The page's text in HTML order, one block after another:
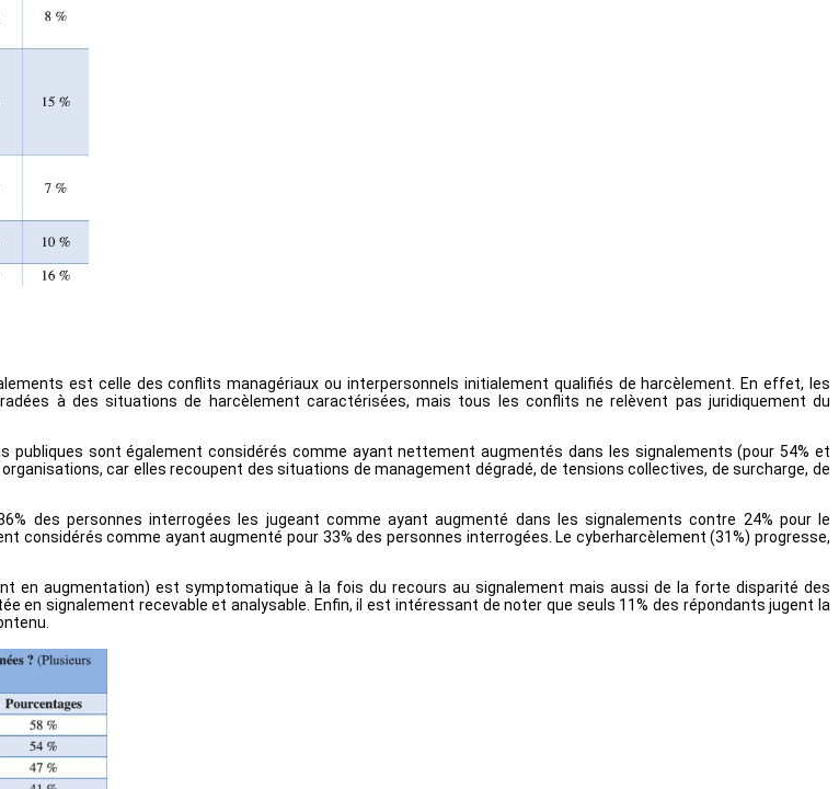
est celle des conflits managériaux ou interpersonnels initialement qualifiés de harcèlement. En effet, les
à des situations de harcèlement caractérisées, mais tous les conflits ne relèvent pas juridiquement du
publiques sont également considérés comme ayant nettement augmentés dans les signalements (pour 54% et
car elles recoupent des situations de management dégradé, de tensions collectives, de surcharge, de
des personnes interrogées les jugeant comme ayant augmenté dans les signalements contre 24% pour le
comme ayant augmenté pour 33% des personnes interrogées. Le cyberharcèlement (31%) progresse,
en augmentation) est symptomatique à la fois du recours au signalement mais aussi de la forte disparité des
en signalement recevable et analysable. Enfin, il est intéressant de noter que seuls 11% des répondants jugent la